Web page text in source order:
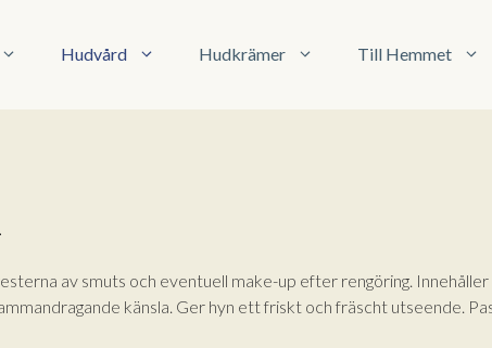
Hudvård Hudkrämer Till Hemmet
av smuts och eventuell make-up efter rengöring. Innehåller
känsla. Ger hyn ett friskt och fräscht utseende.